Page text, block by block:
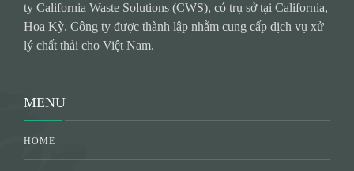
ty California Waste Solutions (CWS), có trụ sở tại California,
Hoa Kỳ. Công ty được thành lập nhằm cung cấp dịch vụ xử
lý chất thải cho Việt Nam.
MENU
HOME